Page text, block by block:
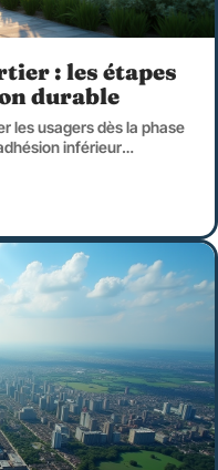
: les étapes
durable
les usagers dès la phase
inférieur…